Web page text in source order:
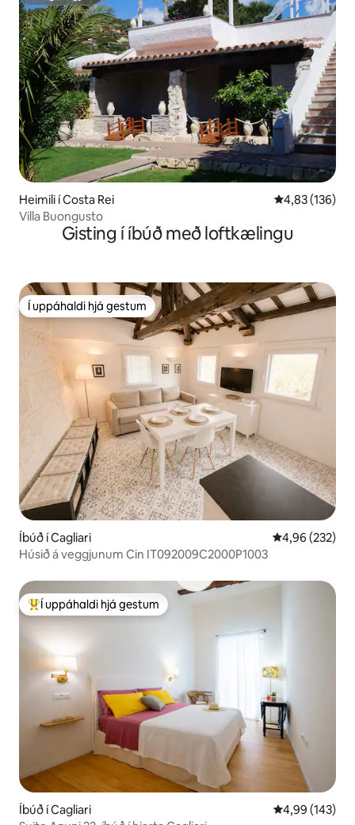
Heimili í Costa Rei 4,83 af 5 í
4,83 (136)
Villa Buongusto
Gisting í íbúð með loftkælingu
Í uppáhaldi hjá gestum
Í uppáhaldi hjá gestum
Íbúð í Cagliari 4,96 af 5 í
4,96 (232)
Húsið á veggjunum Cin IT092009C2000P1003
Í mestu uppáhaldi hjá gestum
Í uppáhaldi hjá gestum
Íbúð í Cagliari 4,99 af 5 í
4,99 (143)